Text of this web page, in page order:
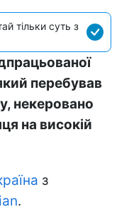
тільки суть з
перебував
некеровано
на високій
з
.